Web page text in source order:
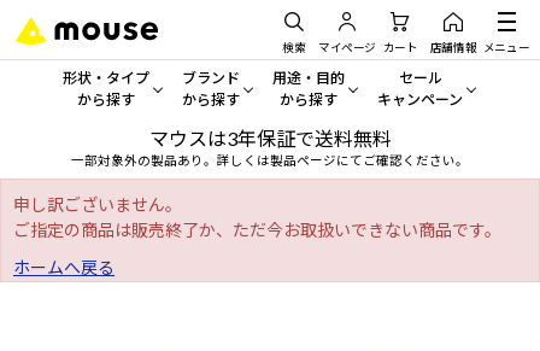
検索 マイページ カート 店舗情報 メニュー
形状・タイプ
から探す
形状・タイプから探す をすべてみる
デスクトップPC
ノートPC
ブランド
から探す
mouse
用途・目的
から探す
一般向けパソコン
セール
キャンペーン
セール・キャンペー
人気モデルが期間限定・お
アウトレットパソコン
マウスは3年保証で送料無料
一部対象外の製品あり。詳しくは製品ページにてご確認ください。
申し訳ございません。
ご指定の商品は販売終了か、ただ今お取扱いできない商品です。
ホームへ戻る